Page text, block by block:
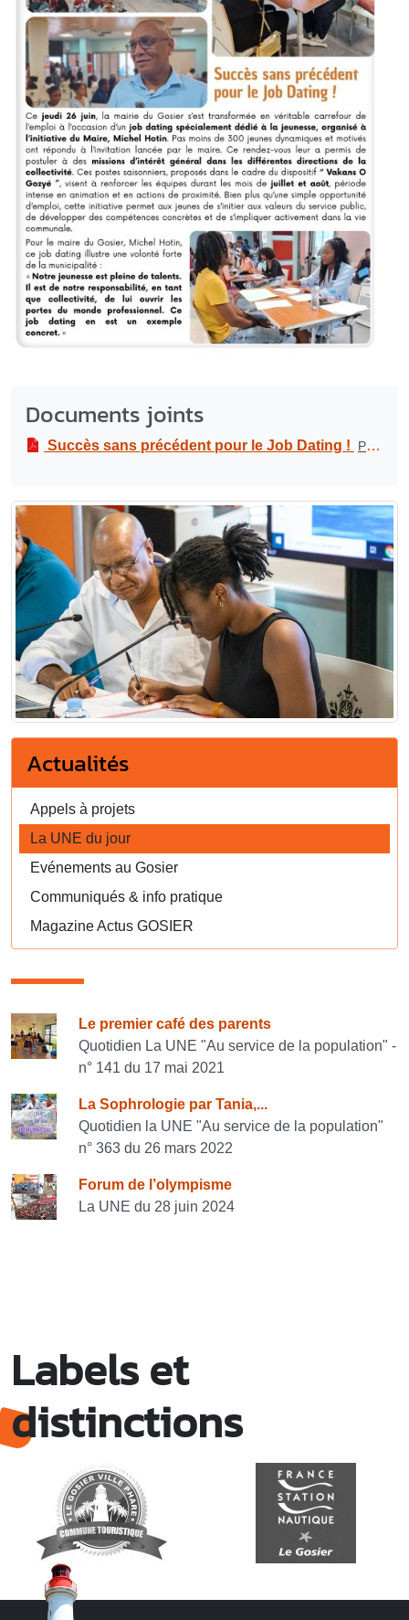
Documents joints
Succès sans précédent pour le Job Dating ! PDF
Actualités
Appels à projets
La UNE du jour
Evénements au Gosier
Communiqués & info pratique
Magazine Actus GOSIER
Consulter également
Le premier café des parents
Quotidien La UNE "Au service de la population" -
n° 141 du 17 mai 2021
La Sophrologie par Tania,...
Quotidien la UNE "Au service de la population"
n° 363 du 26 mars 2022
Forum de l’olympisme
La UNE du 28 juin 2024
Labels et
distinctions